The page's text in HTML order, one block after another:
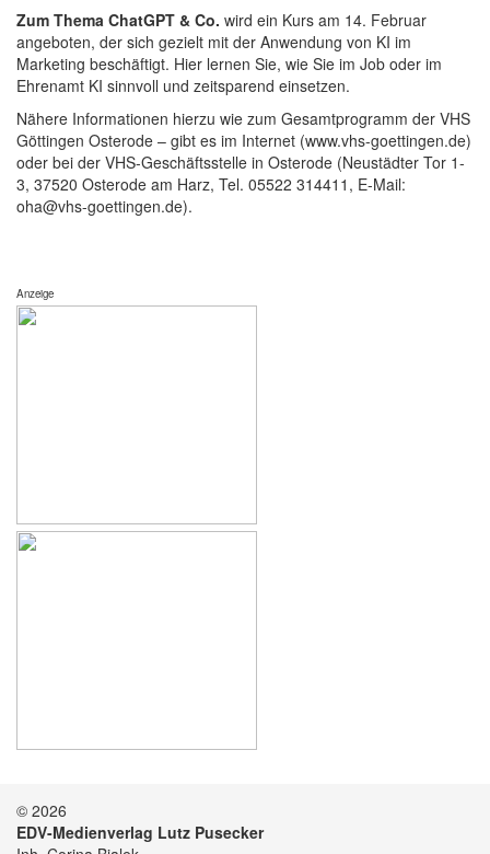
Zum Thema ChatGPT & Co. wird ein Kurs am 14. Februar
angeboten, der sich gezielt mit der Anwendung von KI im
Marketing beschäftigt. Hier lernen Sie, wie Sie im Job oder im
Ehrenamt KI sinnvoll und zeitsparend einsetzen.
Nähere Informationen hierzu wie zum Gesamtprogramm der VHS
Göttingen Osterode – gibt es im Internet (www.vhs-goettingen.de)
oder bei der VHS-Geschäftsstelle in Osterode (Neustädter Tor 1-
3, 37520 Osterode am Harz, Tel. 05522 314411, E-Mail:
oha@vhs-goettingen.de).
Anzeige
© 2026
EDV-Medienverlag Lutz Pusecker